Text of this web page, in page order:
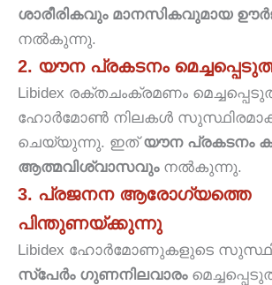
ശാരീരികവും മാനസികവുമായ
നൽകുന്നു.
2. യൗന പ്രകടനം
Libidex രക്തചംക്രമണം
ഹോർമോൺ നിലകൾ
ചെയ്യുന്നു. ഇത്യൗന പ്രകടനം
ആത്മവിശ്വാസവുംനൽകുന്നു.
3. പ്രജനന ആരോഗ്യത്തെ
പിന്തുണയ്ക്കുന്നു
Libidex ഹോർമോണുകളുടെ
സ്പേർം ഗുണനിലവാരം